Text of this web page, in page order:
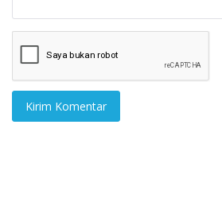
Kirim Komentar